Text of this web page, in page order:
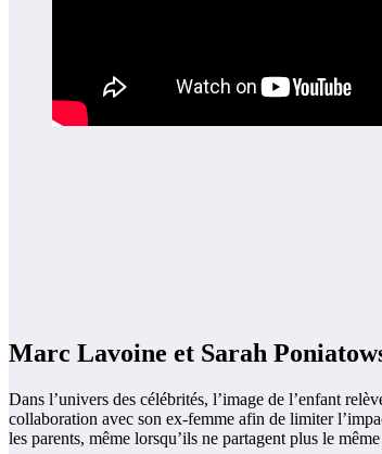
Marc Lavoine et Sarah
Dans l’univers des célébrités, l’image de l’enfant
collaboration avec son ex-femme afin de limiter
les parents, même lorsqu’ils ne partagent plus le